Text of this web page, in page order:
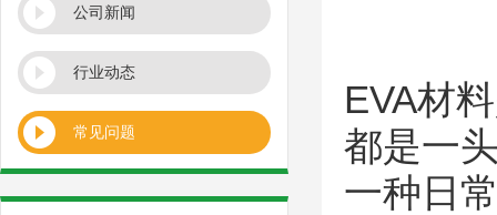
公司新闻
行业动态
常见问题
EVA材料
都是一
一种日